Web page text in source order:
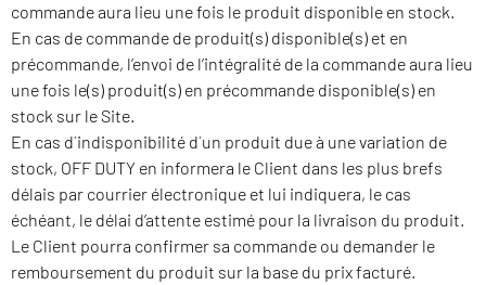
commande aura lieu une fois le produit disponible en stock.
En cas de commande de produit(s) disponible(s) et en
précommande, l’envoi de l’intégralité de la commande aura lieu
une fois le(s) produit(s) en précommande disponible(s) en
stock sur le Site.
En cas d´indisponibilité d´un produit due à une variation de
stock, OFF DUTY en informera le Client dans les plus brefs
délais par courrier électronique et lui indiquera, le cas
échéant, le délai d’attente estimé pour la livraison du produit.
Le Client pourra confirmer sa commande ou demander le
remboursement du produit sur la base du prix facturé.